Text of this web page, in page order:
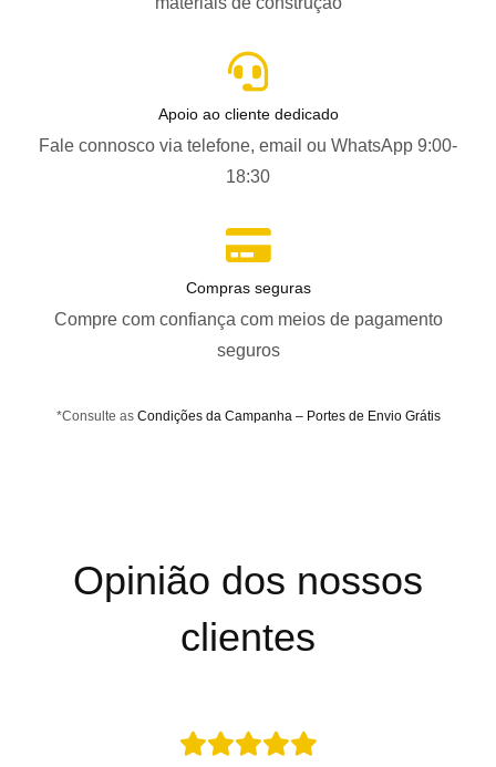
Apoio ao cliente dedicado
Fale connosco via telefone, email ou WhatsApp 9:00-
18:30
Compras seguras
Compre com confiança com meios de pagamento
seguros
*Consulte as Condições da Campanha – Portes de Envio Grátis
Opinião dos nossos
clientes